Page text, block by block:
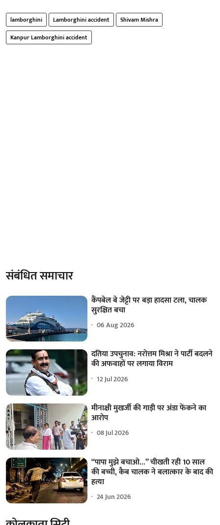
lamborghini Lamborghini accident
Shivam Mishra
Kanpur Lamborghini accident
संबंधित समाचार
कैंपबेल बे जेट्टी पर बड़ा हादसा टला, चालक
सुरक्षित बचा
06 Aug 2026
दतिया उपचुनाव: नरोत्तम मिश्रा ने पार्टी बदलने
की अफवाहों पर लगाया विराम
12 Jul 2026
मीनाक्षी मुखर्जी की गाड़ी पर अंडा फेंकने का
आरोप
08 Jul 2026
“पापा मुझे बचाओ…” चीखती रही 10 साल
की बच्ची, कैब चालक ने बलात्कार के बाद की
हत्या
24 Jun 2026